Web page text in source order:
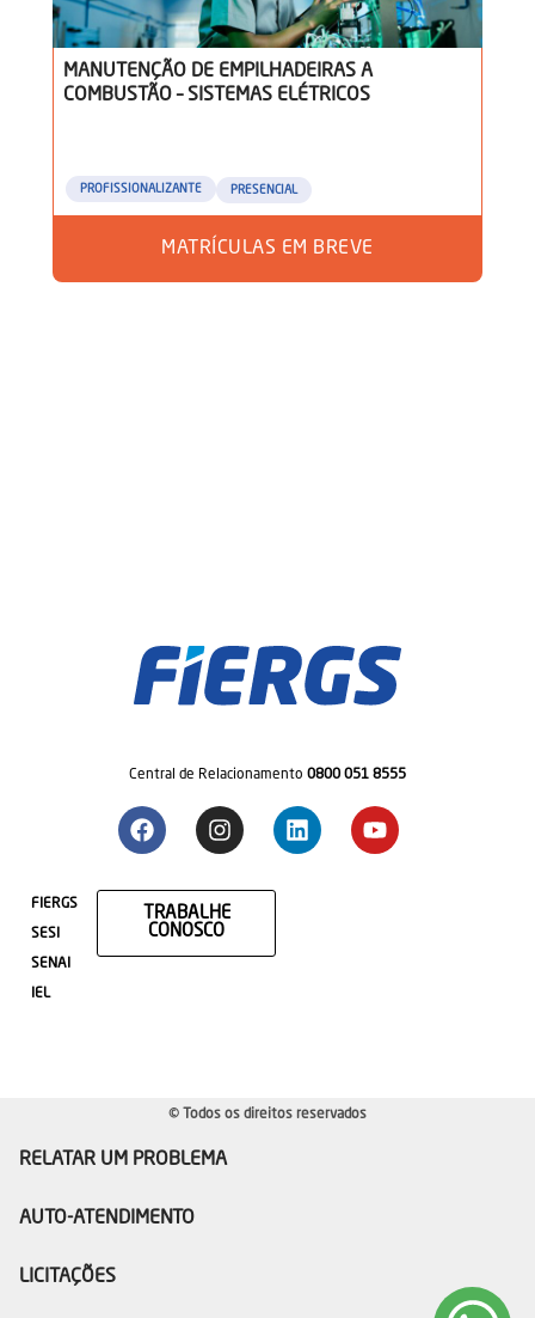
MANUTENÇÃO DE EMPILHADEIRAS A
COMBUSTÃO – SISTEMAS ELÉTRICOS
PRESENCIAL
PROFISSIONALIZANTE
MATRÍCULAS EM BREVE
Central de Relacionamento 0800 051 8555
FIERGS
SESI
SENAI
IEL
TRABALHE
CONOSCO
© Todos os direitos reservados
RELATAR UM PROBLEMA
AUTO-ATENDIMENTO
LICITAÇÕES